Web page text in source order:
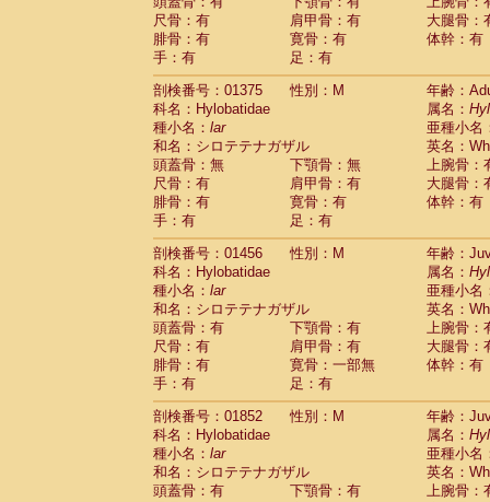
CercopithecidaeMacaca radiata(9)
CercopithecidaeMacaca silenus(1)
CercopithecidaeMacaca sinica (0)
CercopithecidaeMacaca sylvanus
CercopithecidaeMacaca thibetana (0)
Cercopithecidae Macaca tonkeana (0)
Cercopithecidae hybrid(1)
Cercopithecidae (0)
CercopithecidaeAllenopithecus
CercopithecidaeCercopithecus
CercopithecidaeCercopithecus
CercopithecidaeCercopithecus
CercopithecidaeCercopithecus diana
CercopithecidaeCercopithecus
Cercopithecidae
Cercopithecus
Cercopithecidae
Cercopithecus mitis
CercopithecidaeCercopithecus mitis
CercopithecidaeCercopithecus mitis
CercopithecidaeCercopithecus mona
CercopithecidaeCercopithecus
CercopithecidaeCercopithecus
CercopithecidaeCercopithecus
Cercopithecidae
Cercopithecusspp.(0)
Cercopithecidae
Chlorocebus
CercopithecidaeChlorocebus
尺骨：有
肩甲骨：有
大腿骨：
腓骨：有
寛骨：有
体幹：有
手：有
足：有
剖検番号：01375
性別：M
年齢：
科名：Hylobatidae
属名：
種小名： lar
亜種小名
和名：シロテテナガザル
英名：
頭蓋骨：無
下顎骨：無
上腕骨：
尺骨：有
肩甲骨：有
大腿骨：
腓骨：有
寛骨：有
体幹：有
手：有
足：有
剖検番号：01456
性別：M
年齢：
科名：Hylobatidae
属名：
種小名： lar
亜種小名
和名：シロテテナガザル
英名：
頭蓋骨：有
下顎骨：有
上腕骨：
尺骨：有
肩甲骨：有
大腿骨：
腓骨：有
寛骨：一部無
体幹：有
手：有
足：有
剖検番号：01852
性別：M
年齢：
科名：Hylobatidae
属名：
種小名： lar
亜種小名
和名：シロテテナガザル
英名：
頭蓋骨：有
下顎骨：有
上腕骨：